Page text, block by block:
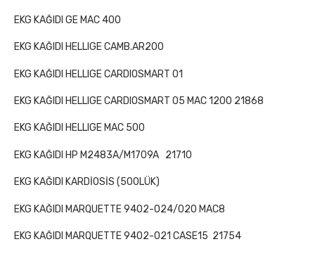
EKG KAĞIDI GE MAC 400
EKG KAĞIDI HELLIGE CAMB.AR200
EKG KAĞIDI HELLIGE CARDIOSMART 01
EKG KAĞIDI HELLIGE CARDIOSMART 05 MAC 1200 21868
EKG KAĞIDI HELLIGE MAC 500
EKG KAĞIDI HP M2483A/M1709A 21710
EKG KAĞIDI KARDİOSİS (500LÜK)
EKG KAĞIDI MARQUETTE 9402-024/020 MAC8
EKG KAĞIDI MARQUETTE 9402-021 CASE15 21754